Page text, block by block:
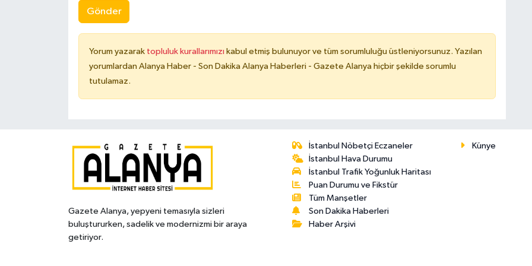
Gönder
Yorum yazarak topluluk kurallarımızı kabul etmiş bulunuyor ve tüm sorumluluğu üstleniyorsunuz. Yazılan
yorumlardan Alanya Haber - Son Dakika Alanya Haberleri - Gazete Alanya hiçbir şekilde sorumlu
tutulamaz.
Gazete Alanya, yepyeni temasıyla sizleri
buluştururken, sadelik ve modernizmi bir araya
getiriyor.
İstanbul Nöbetçi Eczaneler
İstanbul Hava Durumu
İstanbul Trafik Yoğunluk Haritası
Puan Durumu ve Fikstür
Tüm Manşetler
Son Dakika Haberleri
Haber Arşivi
Künye